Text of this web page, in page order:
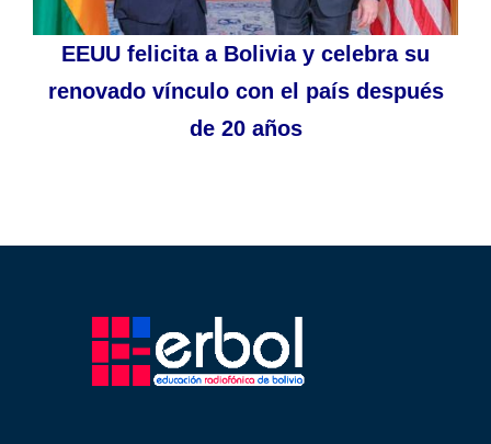
EEUU felicita a Bolivia y celebra su
renovado vínculo con el país después
de 20 años